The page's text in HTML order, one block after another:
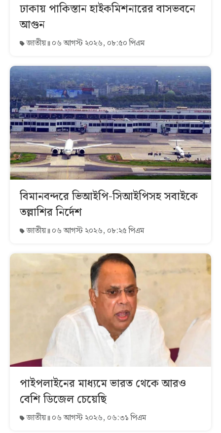
ঢাকায় পাকিস্তান হাইকমিশনারের বাসভবনে
আগুন
জাতীয় ০৬ আগস্ট ২০২৬, ০৮:৫০ পিএম
বিমানবন্দরে ভিআইপি-সিআইপিসহ সবাইকে
তল্লাশির নির্দেশ
জাতীয় ০৬ আগস্ট ২০২৬, ০৮:২৫ পিএম
পাইপলাইনের মাধ্যমে ভারত থেকে আরও
বেশি ডিজেল চেয়েছি
জাতীয় ০৬ আগস্ট ২০২৬, ০৬:৩১ পিএম